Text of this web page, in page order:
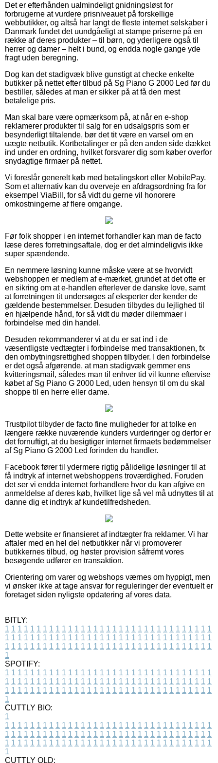
Det er efterhånden ualmindeligt gnidningsløst for
forbrugerne at vurdere prisniveauet på forskellige
webbutikker, og altså har langt de fleste internet selskaber i
Danmark fundet det uundgåeligt at stampe priserne på en
række af deres produkter – til børn, og yderligere også til
herrer og damer – helt i bund, og endda nogle gange yde
fragt uden beregning.
Dog kan det stadigvæk blive gunstigt at checke enkelte
butikker på nettet efter tilbud på Sg Piano G 2000 Led før du
bestiller, således at man er sikker på at få den mest
betalelige pris.
Man skal bare være opmærksom på, at når en e-shop
reklamerer produkter til salg for en udsalgspris som er
besynderligt tiltalende, bør det tit være en varsel om en
uægte netbutik. Kortbetalinger er på den anden side dækket
ind under en ordning, hvilket forsvarer dig som køber overfor
snydagtige firmaer på nettet.
Vi foreslår generelt køb med betalingskort eller MobilePay.
Som et alternativ kan du overveje en afdragsordning fra for
eksempel ViaBill, for så vidt du gerne vil honorere
omkostningerne af flere omgange.
Før folk shopper i en internet forhandler kan man de facto
læse deres forretningsaftale, dog er det almindeligvis ikke
super spændende.
En nemmere løsning kunne måske være at se hvorvidt
webshoppen er medlem af e-mærket, grundet at det ofte er
en sikring om at e-handlen efterlever de danske love, samt
at forretningen tit undersøges af eksperter der kender de
gældende bestemmelser. Desuden tilbydes du lejlighed til
en hjælpende hånd, for så vidt du møder dilemmaer i
forbindelse med din handel.
Desuden rekommanderer vi at du er sat ind i de
væsentligste vedtægter i forbindelse med transaktionen, fx
den ombytningsrettighed shoppen tilbyder. I den forbindelse
er det også afgørende, at man stadigvæk gemmer ens
kvitteringsmail, således man til enhver tid vil kunne eftervise
købet af Sg Piano G 2000 Led, uden hensyn til om du skal
shoppe til en herre eller dame.
Trustpilot tilbyder de facto fine muligheder for at tolke en
længere række nuværende kunders vurderinger og derfor er
det fornuftigt, at du besigtiger internet firmaets bedømmelser
af Sg Piano G 2000 Led forinden du handler.
Facebook fører til ydermere rigtig pålidelige løsninger til at
få indtryk af internet webshoppens troværdighed. Foruden
det ser vi endda internet forhandlere hvor du kan afgive en
anmeldelse af deres køb, hvilket lige så vel må udnyttes til at
danne dig et indtryk af kundetilfredsheden.
Dette website er finansieret af indtægter fra reklamer. Vi har
aftaler med en hel del netbutikker når vi promoverer
butikkernes tilbud, og høster provision såfremt vores
besøgende udfører en transaktion.
Orientering om varer og webshops værnes om hyppigt, men
vi ønsker ikke at tage ansvar for reguleringer der eventuelt er
foretaget siden nyligste opdatering af vores data.
BITLY:
1 1 1 1 1 1 1 1 1 1 1 1 1 1 1 1 1 1 1 1 1 1 1 1 1 1 1 1 1 1 1 1 1
1 1 1 1 1 1 1 1 1 1 1 1 1 1 1 1 1 1 1 1 1 1 1 1 1 1 1 1 1 1 1 1 1
1 1 1 1 1 1 1 1 1 1 1 1 1 1 1 1 1 1 1 1 1 1 1 1 1 1 1 1 1 1 1 1 1
1
SPOTIFY:
1 1 1 1 1 1 1 1 1 1 1 1 1 1 1 1 1 1 1 1 1 1 1 1 1 1 1 1 1 1 1 1 1
1 1 1 1 1 1 1 1 1 1 1 1 1 1 1 1 1 1 1 1 1 1 1 1 1 1 1 1 1 1 1 1 1
1 1 1 1 1 1 1 1 1 1 1 1 1 1 1 1 1 1 1 1 1 1 1 1 1 1 1 1 1 1 1 1 1
1
CUTTLY BIO:
1
1 1 1 1 1 1 1 1 1 1 1 1 1 1 1 1 1 1 1 1 1 1 1 1 1 1 1 1 1 1 1 1 1
1 1 1 1 1 1 1 1 1 1 1 1 1 1 1 1 1 1 1 1 1 1 1 1 1 1 1 1 1 1 1 1 1
1 1 1 1 1 1 1 1 1 1 1 1 1 1 1 1 1 1 1 1 1 1 1 1 1 1 1 1 1 1 1 1 1
1
CUTTLY OLD: